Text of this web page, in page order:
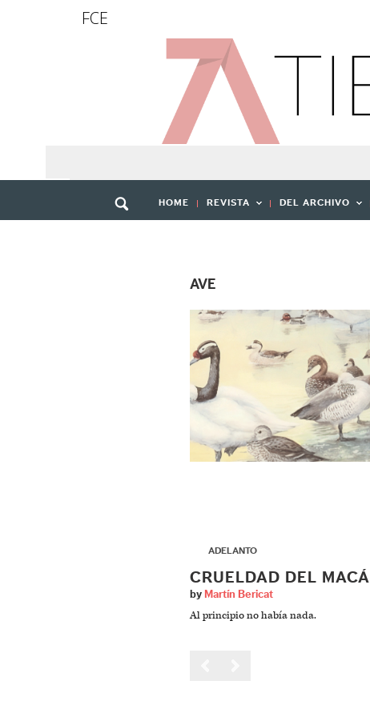
FCE
HOME REVISTA DEL ARCHIVO
AVE
ADELANTO
CRUELDAD DEL MACÁ
by Martín Bericat
Al principio no había nada.